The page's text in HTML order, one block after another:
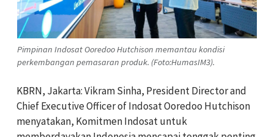
Pimpinan Indosat Ooredoo Hutchison memantau kondisi
perkembangan pemasaran produk. (Foto:HumasIM3).
KBRN, Jakarta: Vikram Sinha, President Director and
Chief Executive Officer of Indosat Ooredoo Hutchison
menyatakan, Komitmen Indosat untuk